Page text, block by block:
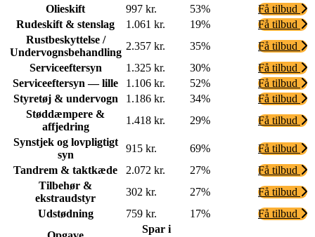
Olieskift
997 kr. 53%
Få tilbud
Rudeskift & stenslag
1.061 kr. 19%
Få tilbud
Rustbeskyttelse /
Undervognsbehandling
2.357 kr. 35%
Få tilbud
Serviceeftersyn
1.325 kr. 30%
Få tilbud
Serviceeftersyn — lille
1.106 kr. 52%
Få tilbud
Styretøj & undervogn
1.186 kr. 34%
Få tilbud
Støddæmpere &
affjedring
1.418 kr. 29%
Få tilbud
Synstjek og lovpligtigt
syn
915 kr. 69%
Få tilbud
Tandrem & taktkæde
2.072 kr. 27%
Få tilbud
Tilbehør &
ekstraudstyr
302 kr. 27%
Få tilbud
Udstødning
759 kr. 17%
Få tilbud
Spar i